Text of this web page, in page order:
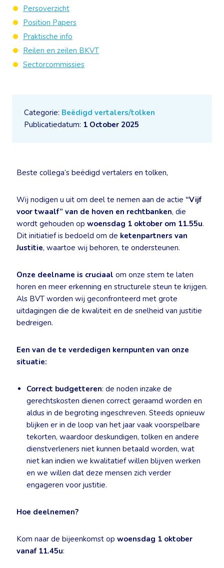
Categorie: Beëdigd vertalers/tolken
Publicatiedatum: 1 October 2025
Beste collega’s beëdigd vertalers en tolken,
Wij nodigen u uit om deel te nemen aan de actie “Vijf
voor twaalf” van de hoven en rechtbanken, die
wordt gehouden op woensdag 1 oktober om 11.55u.
Dit initiatief is bedoeld om de ketenpartners van
Justitie, waartoe wij behoren, te ondersteunen.
Onze deelname is cruciaal om onze stem te laten
horen en meer erkenning en structurele steun te krijgen.
Als BVT worden wij geconfronteerd met grote
uitdagingen die de kwaliteit en de snelheid van justitie
bedreigen.
Een van de te verdedigen kernpunten van onze
situatie:
Correct budgetteren: de noden inzake de
gerechtskosten dienen correct geraamd worden en
aldus in de begroting ingeschreven. Steeds opnieuw
blijken er in de loop van het jaar vaak voorspelbare
tekorten, waardoor deskundigen, tolken en andere
dienstverleners niet kunnen betaald worden, wat
niet kan indien we kwalitatief willen blijven werken
en we willen dat deze mensen zich verder
engageren voor justitie.
Hoe deelnemen?
Kom naar de bijeenkomst op woensdag 1 oktober
vanaf 11.45u:
Persoverzicht
Position Papers
Praktische info
Reilen en zeilen BKVT
Sectorcommissies